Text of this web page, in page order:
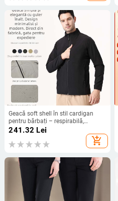
Geacă soft shell în stil cardigan
pentru bărbați – respirabilă,
impermeabilă, rezistentă la vânt,
rezistentă la uzură, din poliester
241.32 Lei
add_shopping_cart